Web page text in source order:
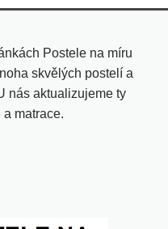
Postele na míru
skvělých postelí a
nás aktualizujeme ty
matrace.